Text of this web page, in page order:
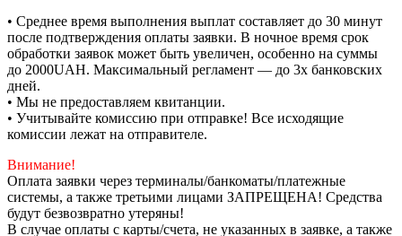
• Среднее время выполнения выплат составляет до 30 минут
после подтверждения оплаты заявки. В ночное время срок
обработки заявок может быть увеличен, особенно на суммы
до 2000UAH. Максимальный регламент — до 3х банковских
дней.
• Мы не предоставляем квитанции.
• Учитывайте комиссию при отправке! Все исходящие
комиссии лежат на отправителе.
Внимание!
Оплата заявки через терминалы/банкоматы/платежные
системы, а также третьими лицами ЗАПРЕЩЕНА! Средства
будут безвозвратно утеряны!
В случае оплаты с карты/счета, не указанных в заявке, а также